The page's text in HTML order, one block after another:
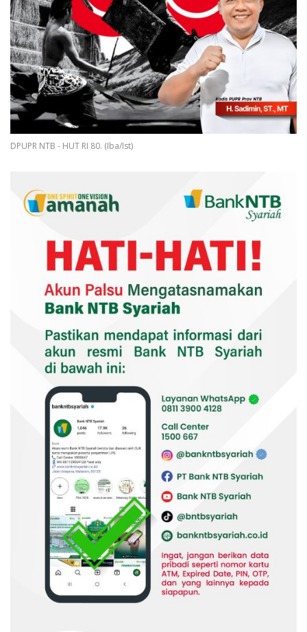
DPUPR NTB - HUT RI 80. (Iba/Ist)